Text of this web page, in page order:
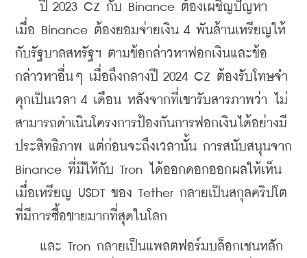
ปี 2023 CZ กับ Binance ต้องเผชิญปัญหา
เมื่อ Binance ต้องยอมจ่ายเงิน 4 พันล้านเหรียญให้
กับรัฐบาลสหรัฐฯ ตามข้อกล่าวหาฟอกเงินและข้อ
กล่าวหาอื่นๆ เมื่อถึงกลางปี 2024 CZ ต้องรับโทษจำ
คุกเป็นเวลา 4 เดือน หลังจากที่เขารับสารภาพว่า ไม่
สามารถดำเนินโครงการป้องกันการฟอกเงินได้อย่างมี
ประสิทธิภาพ แต่ก่อนจะถึงเวลานั้น การสนับสนุนจาก
Binance ที่มีให้กับ Tron ได้ออกดอกออกผลให้เห็น
เมื่อเหรียญ USDT ของ Tether กลายเป็นสกุลคริปโต
ที่มีการซื้อขายมากที่สุดในโลก
และ Tron กลายเป็นแพลตฟอร์มบล็อกเชนหลัก